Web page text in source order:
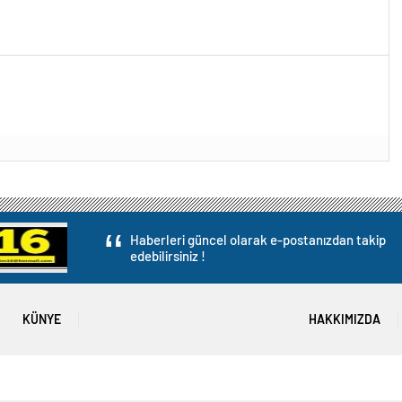
Haberleri güncel olarak e-postanızdan takip
edebilirsiniz !
KÜNYE HAKKIMIZDA